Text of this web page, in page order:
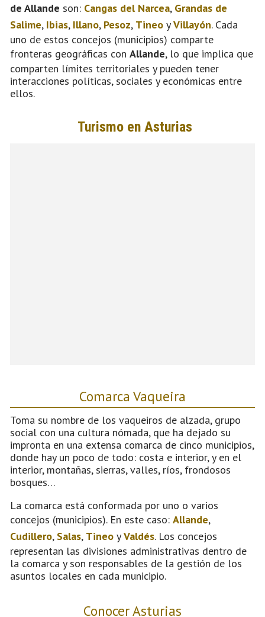
de Allande son: Cangas del Narcea, Grandas de
Salime, Ibias, Illano, Pesoz, Tineo yVillayón. Cada
uno de estos concejos (municipios) comparte
fronteras geográficas con Allande, lo que implica que
comparten límites territoriales y pueden tener
interacciones políticas, sociales y económicas entre
ellos.
Comarca Vaqueira
Toma su nombre de los vaqueiros de alzada, grupo
social con una cultura nómada, que ha dejado su
impronta en una extensa comarca de cinco municipios,
donde hay un poco de todo: costa e interior, y en el
interior, montañas, sierras, valles, ríos, frondosos
bosques…
La comarca está conformada por uno o varios
concejos (municipios). En este caso: Allande,
Cudillero, Salas, Tineo yValdés. Los concejos
representan las divisiones administrativas dentro de
la comarca y son responsables de la gestión de los
asuntos locales en cada municipio.
Conocer Asturias